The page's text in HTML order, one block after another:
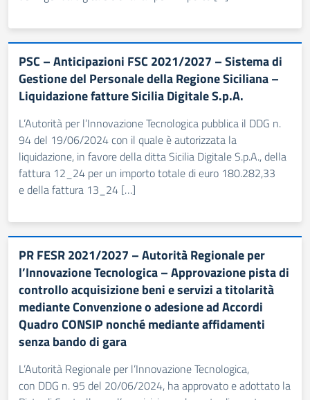
PSC – Anticipazioni FSC 2021/2027 – Sistema di
Gestione del Personale della Regione Siciliana –
Liquidazione fatture Sicilia Digitale S.p.A.
L’Autorità per l’Innovazione Tecnologica pubblica il DDG n.
94 del 19/06/2024 con il quale è autorizzata la
liquidazione, in favore della ditta Sicilia Digitale S.p.A., della
fattura 12_24 per un importo totale di euro 180.282,33
e della fattura 13_24 […]
PR FESR 2021/2027 – Autorità Regionale per
l’Innovazione Tecnologica – Approvazione pista di
controllo acquisizione beni e servizi a titolarità
mediante Convenzione o adesione ad Accordi
Quadro CONSIP nonché mediante affidamenti
senza bando di gara
L’Autorità Regionale per l’Innovazione Tecnologica,
con DDG n. 95 del 20/06/2024, ha approvato e adottato la